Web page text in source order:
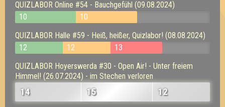
QUIZLABOR Online #54 - Bauchgefühl (09.08.2024)
10
10
QUIZLABOR Halle #59 - Heiß, heißer, Quizlabor! (08.08.2024)
12
12
13
QUIZLABOR Hoyerswerda #30 - Open Air! - Unter freiem
Himmel! (26.07.2024) - im Stechen verloren
14 15 12